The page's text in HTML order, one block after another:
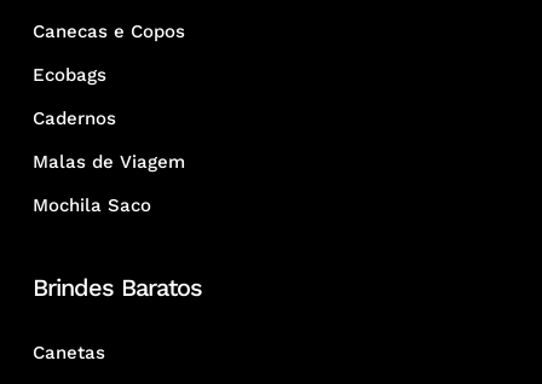
Canecas e Copos
Ecobags
Cadernos
Malas de Viagem
Mochila Saco
Brindes Baratos
Canetas